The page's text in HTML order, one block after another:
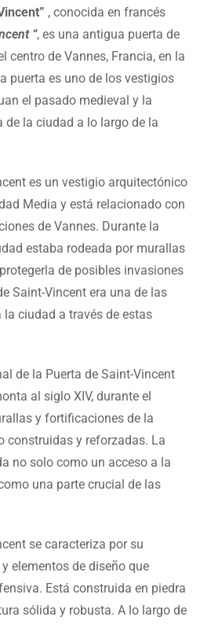
, conocida en francés
“, es una antigua puerta de
centro de Vannes, Francia, en la
puerta es uno de los vestigios
el pasado medieval y la
la ciudad a lo largo de la
es un vestigio arquitectónico
Media y está relacionado con
de Vannes. Durante la
estaba rodeada por murallas
de posibles invasiones
Saint-Vincent era una de las
ciudad a través de estas
de la Puerta de Saint-Vincent
al siglo XIV, durante el
y fortificaciones de la
construidas y reforzadas. La
no solo como un acceso a la
una parte crucial de las
se caracteriza por su
elementos de diseño que
Está construida en piedra
sólida y robusta. A lo largo de